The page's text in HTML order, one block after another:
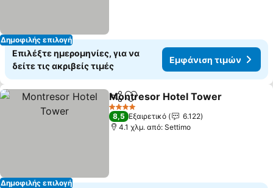
Δημοφιλής επιλογή
Επιλέξτε ημερομηνίες, για να
δείτε τις ακριβείς τιμές
Εμφάνιση τιμών
Δημοφιλής επιλογή
Κοινοποίηση
Προσθήκη στα αγαπημένα
Montresor Hotel Tower
4 Αστέρια
8,5 Εξαιρετικό
6.122
4.1 χλμ. από: Settimo